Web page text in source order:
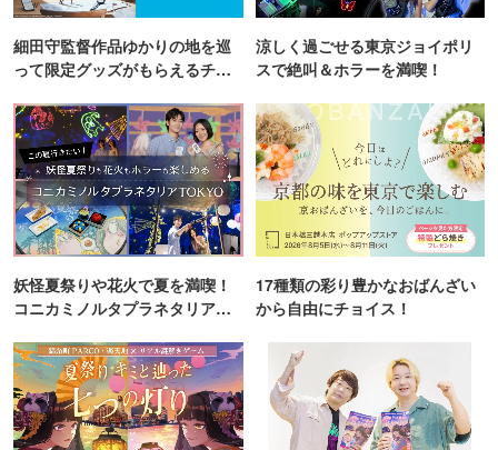
細田守監督作品ゆかりの地を巡
って限定グッズがもらえるチャ
涼しく過ごせる東京ジョイポリ
スで絶叫＆ホラーを満喫！
妖怪夏祭りや花火で夏を満喫！
コニカミノルタプラネタリア
17種類の彩り豊かなおばんざい
から自由にチョイス！